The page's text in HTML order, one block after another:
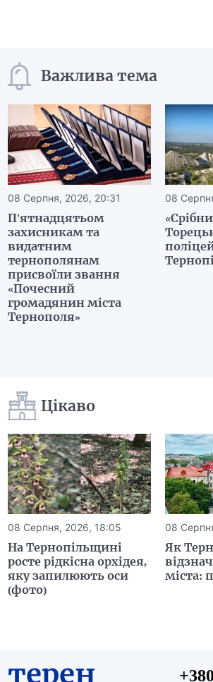
Важлива тема
08 Серпня, 2026, 20:31
П'ятнадцятьом
захисникам та
видатним
тернополянам
присвоїли звання
«Почесний
громадянин міста
Тернополя»
08
Цікаво
08 Серпня, 2026, 18:05
На Тернопільщині
росте рідкісна орхідея,
яку запилюють оси
(фото)
08
Як
міста:
терен